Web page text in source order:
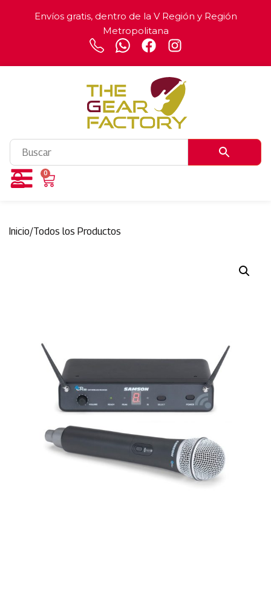
Envíos gratis, dentro de la V Región y Región
Metropolitana
0
Inicio/Todos los Productos